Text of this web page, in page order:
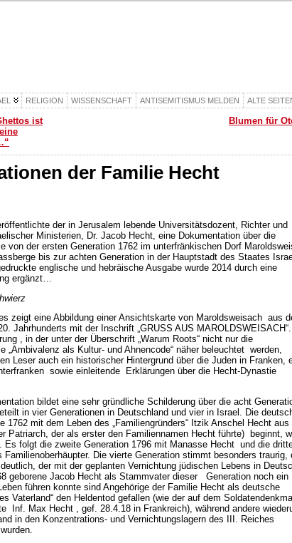
RELIGION WISSENSCHAFT ANTISEMITISMUS MELDEN ALTE
ist
Blumen für
der Familie Hecht
der in Jerusalem lebende Universitätsdozent, Richter und
Ministerien, Dr. Jacob Hecht, eine Dokumentation über die
von der ersten Generation 1762 im unterfränkischen Dorf
bis zur achten Generation in der Hauptstadt des Staates
englische und hebräische Ausgabe wurde 2014 durch eine
ergänzt…
zeigt eine Abbildung einer Ansichtskarte von Maroldsweisach aus
Jahrhunderts mit der Inschrift „GRUSS AUS MAROLDSWEISACH“.
, in der unter der Überschrift „Warum Roots“ nicht nur die
„Ambivalenz als Kultur- und Ahnencode“ näher beleuchtet werden,
Leser auch ein historischer Hintergrund über die Juden in Franken,
sowie einleitende Erklärungen über die Hecht-Dynastie
bildet eine sehr gründliche Schilderung über die acht
in vier Generationen in Deutschland und vier in Israel. Die
1762 mit dem Leben des „Familiengründers“ Itzik Anschel Hecht aus
Patriarch, der als erster den Familiennamen Hecht führte) beginnt,
Es folgt die zweite Generation 1796 mit Manasse Hecht und die
Familienoberhäupter. Die vierte Generation stimmt besonders traurig,
der mit der geplanten Vernichtung jüdischen Lebens in
geborene Jacob Hecht als Stammvater dieser Generation noch ein
führen konnte sind Angehörige der Familie Hecht als deutsche
Vaterland“ den Heldentod gefallen (wie der auf dem
Inf. Max Hecht , gef. 28.4.18 in Frankreich), während andere
in den Konzentrations- und Vernichtungslagern des III. Reiches